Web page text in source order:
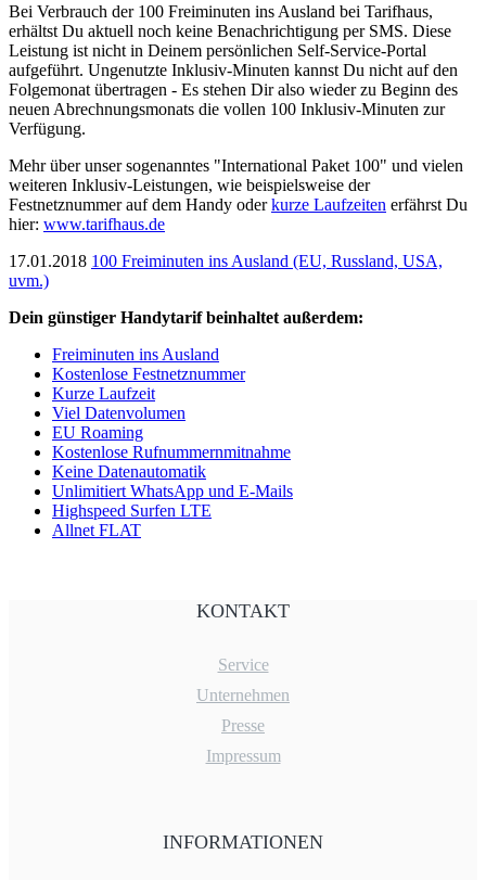
Bei Verbrauch der 100 Freiminuten ins Ausland bei Tarifhaus,
erhältst Du aktuell noch keine Benachrichtigung per SMS. Diese
Leistung ist nicht in Deinem persönlichen Self-Service-Portal
aufgeführt. Ungenutzte Inklusiv-Minuten kannst Du nicht auf den
Folgemonat übertragen - Es stehen Dir also wieder zu Beginn des
neuen Abrechnungsmonats die vollen 100 Inklusiv-Minuten zur
Verfügung.
Mehr über unser sogenanntes "International Paket 100" und vielen
weiteren Inklusiv-Leistungen, wie beispielsweise der
Festnetznummer auf dem Handy oderkurze Laufzeiten erfährst Du
hier: www.tarifhaus.de
17.01.2018 100 Freiminuten ins Ausland (EU, Russland, USA,
uvm.)
Dein günstiger Handytarif beinhaltet außerdem:
Freiminuten ins Ausland
Kostenlose Festnetznummer
Kurze Laufzeit
Viel Datenvolumen
EU Roaming
Kostenlose Rufnummernmitnahme
Keine Datenautomatik
Unlimitiert WhatsApp und E-Mails
Highspeed Surfen LTE
Allnet FLAT
KONTAKT
Service
Unternehmen
Presse
Impressum
INFORMATIONEN